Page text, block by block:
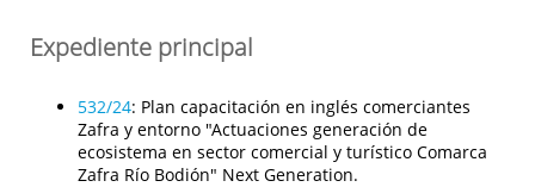
Expediente principal
532/24: Plan capacitación en inglés comerciantes
Zafra y entorno "Actuaciones generación de
ecosistema en sector comercial y turístico Comarca
Zafra Río Bodión" Next Generation.